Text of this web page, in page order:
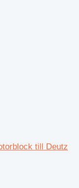
till Deutz